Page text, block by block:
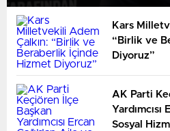
Kars
“Birlik ve
Diyoruz”
AK Parti
Sosyal